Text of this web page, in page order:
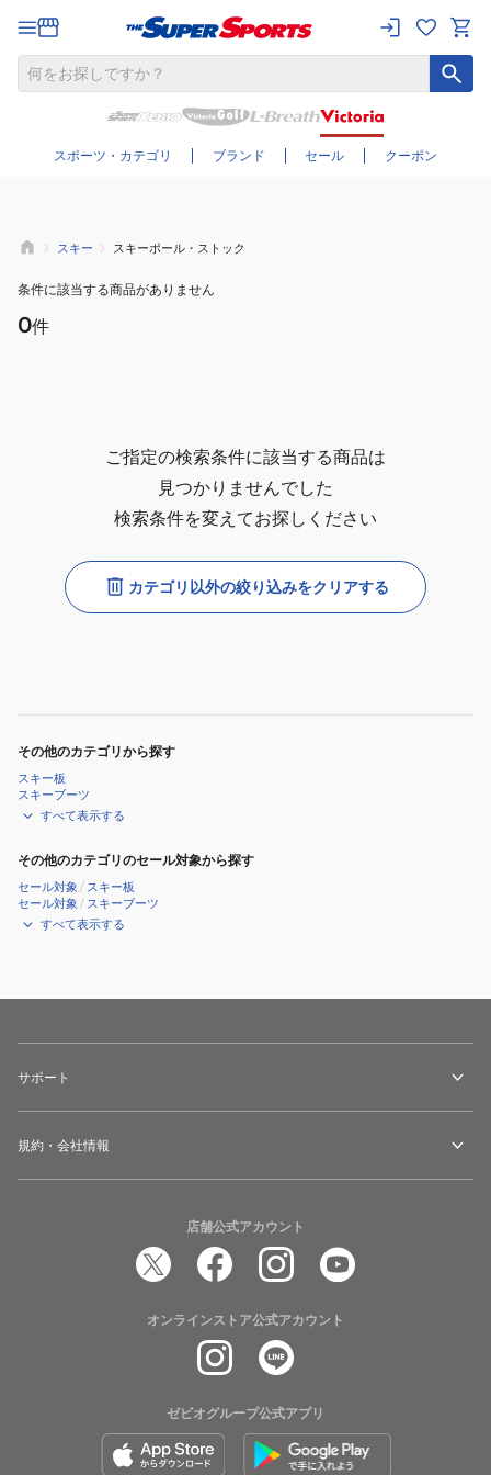
スポーツ・カテゴリ ブランド セール クーポン
さらに絞り込む
スキー スキーポール・ストック
条件に該当する商品がありません
0件
ご指定の検索条件に該当する商品は
見つかりませんでした
検索条件を変えてお探しください
カテゴリ以外の絞り込みをクリアする
その他のカテゴリから探す
スキー板
スキーブーツ
すべて表示する
その他のカテゴリのセール対象から探す
セール対象 / スキー板
セール対象 / スキーブーツ
すべて表示する
サポート
規約・会社情報
店舗公式アカウント
オンラインストア公式アカウント
ゼビオグループ公式アプリ